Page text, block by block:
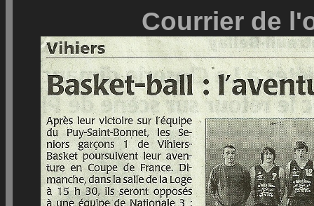
Courrier de